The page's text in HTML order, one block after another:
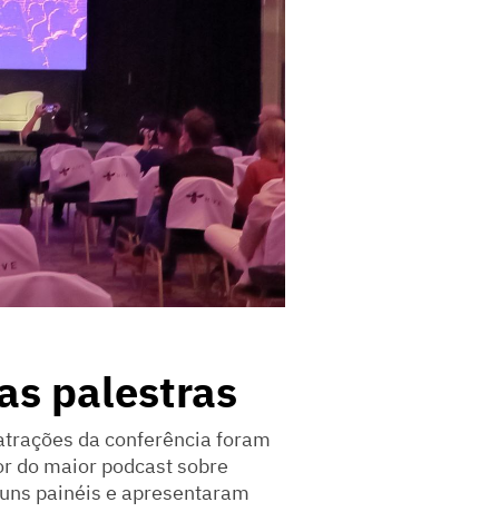
palestras
da conferência foram
do maior podcast sobre
painéis e apresentaram